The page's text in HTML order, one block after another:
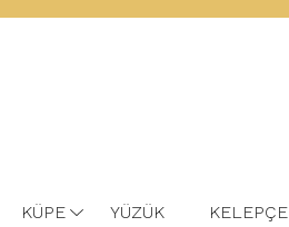
KÜPE YÜZÜK KELEPÇE